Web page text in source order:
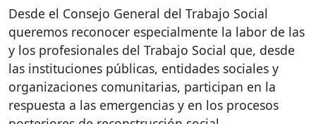
Desde el Consejo General del Trabajo Social
queremos reconocer especialmente la labor de las
y los profesionales del Trabajo Social que, desde
las instituciones públicas, entidades sociales y
organizaciones comunitarias, participan en la
respuesta a las emergencias y en los procesos